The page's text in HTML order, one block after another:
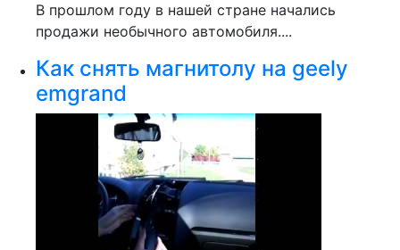
В прошлом году в нашей стране начались
продажи необычного автомобиля....
Как снять магнитолу на geely
emgrand